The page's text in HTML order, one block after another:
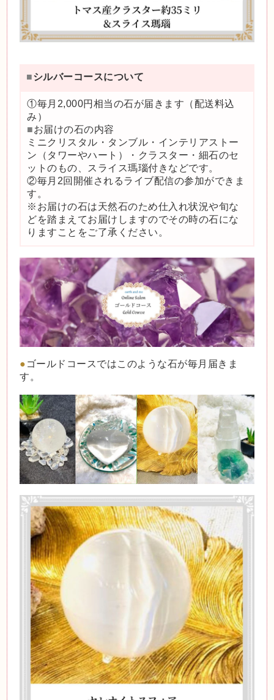
■シルバーコースについて
①毎月2,000円相当の石が届きます（配送料込
み）
■お届けの石の内容
ミニクリスタル・タンブル・インテリアストー
ン（タワーやハート）・クラスター・細石のセ
ットのもの、スライス瑪瑙付きなどです。
②毎月2回開催されるライブ配信の参加ができま
す。
※お届けの石は天然石のため仕入れ状況や旬な
どを踏まえてお届けしますのでその時の石にな
りますことをご了承ください。
● ゴールドコースではこのような石が毎月届きま
す。